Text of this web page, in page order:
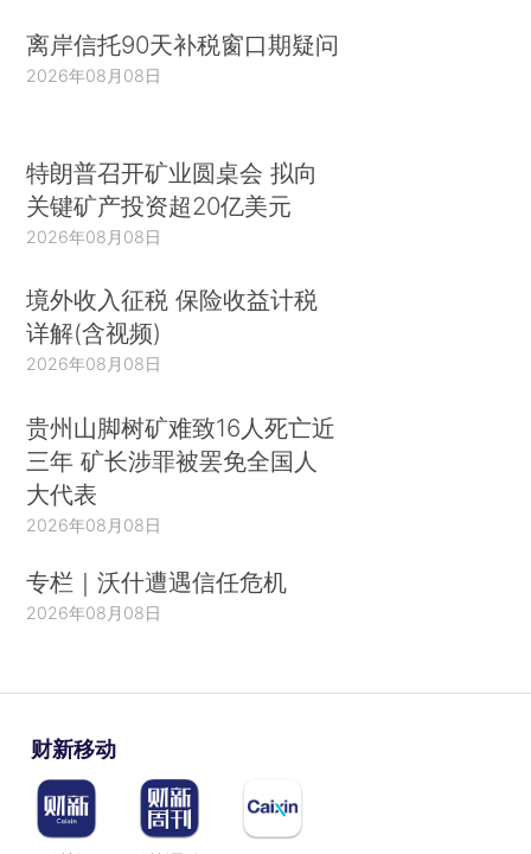
离岸信托90天补税窗口期疑问
2026年08月08日
特朗普召开矿业圆桌会 拟向
关键矿产投资超20亿美元
2026年08月08日
境外收入征税 保险收益计税
详解(含视频)
2026年08月08日
贵州山脚树矿难致16人死亡近
三年 矿长涉罪被罢免全国人
大代表
2026年08月08日
专栏｜沃什遭遇信任危机
2026年08月08日
财新移动